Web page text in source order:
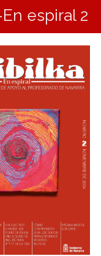
espiral 2